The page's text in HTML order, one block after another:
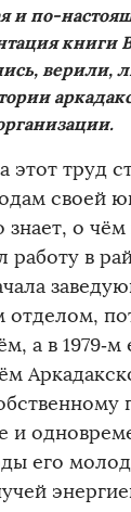
и по-
книги
верили,
этот труд
своей
о
работу в
отделом,
а в 1979‑м
и
его